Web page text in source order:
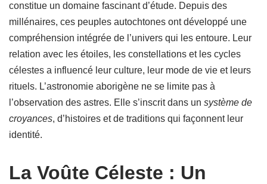
constitue un domaine fascinant d’étude. Depuis des
millénaires, ces peuples autochtones ont développé une
compréhension intégrée de l’univers qui les entoure. Leur
relation avec les étoiles, les constellations et les cycles
célestes a influencé leur culture, leur mode de vie et leurs
rituels. L’astronomie aborigène ne se limite pas à
l’observation des astres. Elle s’inscrit dans un système de
croyances, d’histoires et de traditions qui façonnent leur
identité.
La Voûte Céleste : Un